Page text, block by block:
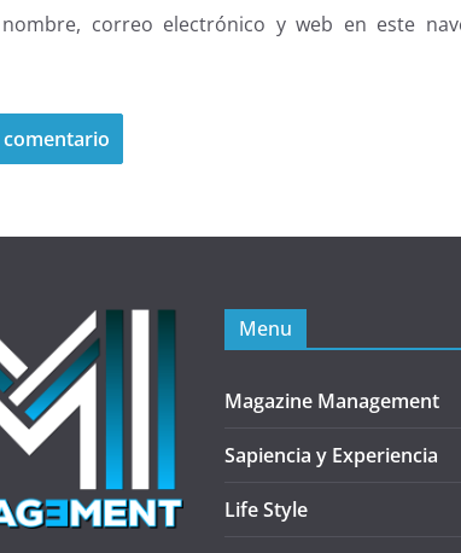
correo electrónico y web en este
Menu
Magazine Management
Sapiencia y Experiencia
Life Style